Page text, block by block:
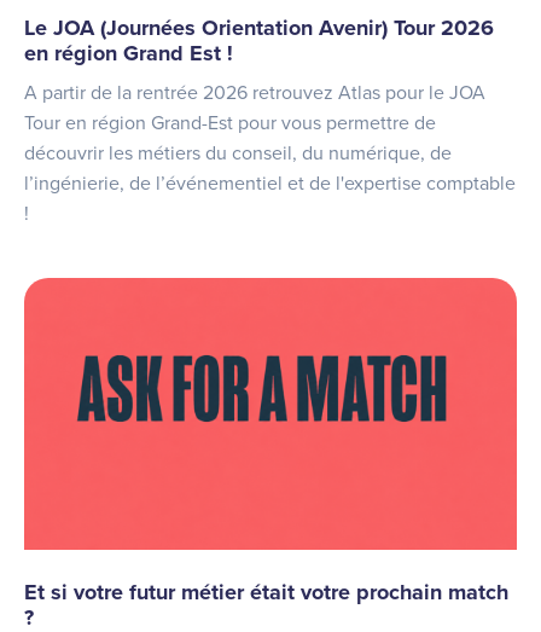
Le JOA (Journées Orientation Avenir) Tour 2026
en région Grand Est !
A partir de la rentrée 2026 retrouvez Atlas pour le JOA
Tour en région Grand-Est pour vous permettre de
découvrir les métiers du conseil, du numérique, de
l’ingénierie, de l’événementiel et de l'expertise comptable
!
Et si votre futur métier était votre prochain match
?